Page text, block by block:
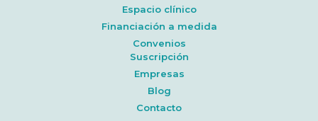
Espacio clínico
Financiación a medida
Convenios
Suscripción
Empresas
Blog
Contacto